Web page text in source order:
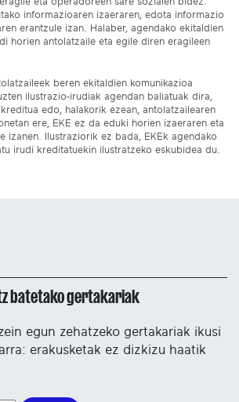
informazioaren izaeraren, edota informazio
erantzule izan. Halaber, agendako ekitaldien
horien antolatzaile eta egile diren eragileen
beren ekitaldien komunikazioa
ilustrazio-irudiak agendan baliatuak dira,
edo, halakorik ezean, antolatzailearen
ere, EKE ez da eduki horien izaeraren eta
izanen. Ilustraziorik ez bada, EKEk agendako
irudi kreditatuekin ilustratzeko eskubidea du.
batetako gertakariak
egun zehatzeko gertakariak ikusi
erakusketak ez dizkizu haatik